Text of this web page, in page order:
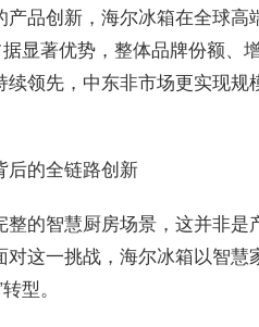
产品创新，海尔冰箱在全球
显著优势，整体品牌份额、
续领先，中东非市场更实现
后的全链路创新
整的智慧厨房场景，这并非
对这一挑战，海尔冰箱以智
型。